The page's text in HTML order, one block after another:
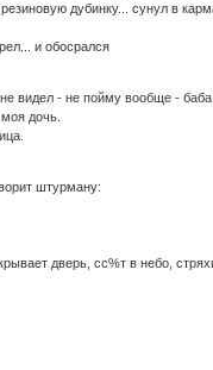
дубинку... сунул в
и обосрался
видел - не пойму вообще - баба
дочь.
штурману:
дверь, сс%т в небо,